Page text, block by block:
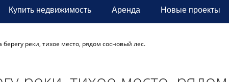
Купить недвижимость Аренда Новые проекты
реки, тихое место, рядом сосновый лес.